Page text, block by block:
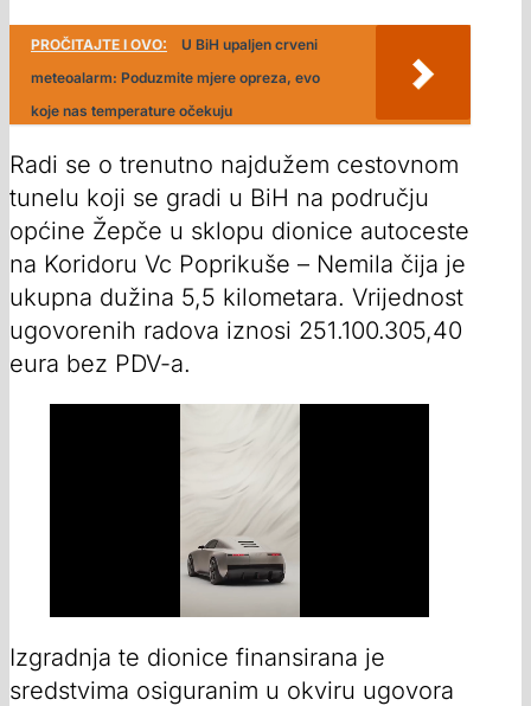
PROČITAJTE I OVO:
U BiH upaljen crveni
meteoalarm: Poduzmite mjere opreza, evo
koje nas temperature očekuju
Radi se o trenutno najdužem cestovnom
tunelu koji se gradi u BiH na području
općine Žepče u sklopu dionice autoceste
na Koridoru Vc Poprikuše – Nemila čija je
ukupna dužina 5,5 kilometara. Vrijednost
ugovorenih radova iznosi 251.100.305,40
eura bez PDV-a.
Izgradnja te dionice finansirana je
sredstvima osiguranim u okviru ugovora